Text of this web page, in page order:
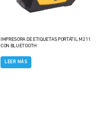
IMPRESORA DE ETIQUETAS PORTÁTIL M211
CON BLUETOOTH
LEER MÁS